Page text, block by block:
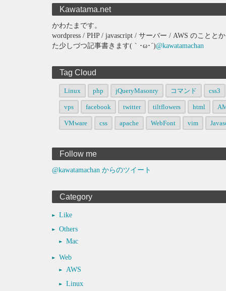
Kawatama.net
かわたまです。
wordpress / PHP / javascript / サーバー / AWS のこと
た少しづつ記事書きます(｀･ω･´)@kawatamachan
Tag Cloud
Linux php jQueryMasonry コマンド css3
vps facebook twitter tiltflowers html
VMware css apache WebFont vim
Follow me
@kawatamachan からのツイート
Category
Like
Others
Mac
Web
AWS
Linux